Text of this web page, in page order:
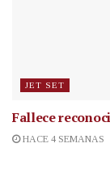
JET SET
Fallece
HACE 4 SEMANAS